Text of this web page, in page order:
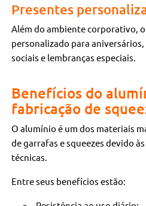
Presentes
Além do ambiente corporativo,
personalizado para
sociais e lembranças especiais.
Benefícios do
fabricação de
O alumínio é um dos materiais
de garrafas e squeezes devido
técnicas.
Entre seus benefícios estão: